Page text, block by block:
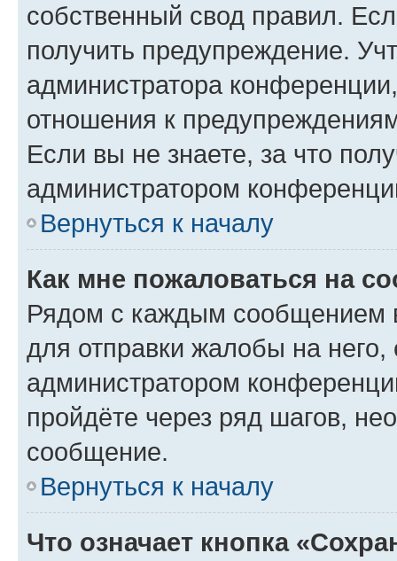
собственный свод правил.
получить предупреждение.
администратора
отношения к
Если вы не знаете, за что
администратором
Вернуться к началу
Как мне пожаловаться на
Рядом с каждым сообщением
для отправки жалобы на
администратором
пройдёте через ряд шагов,
сообщение.
Вернуться к началу
Что означает кнопка